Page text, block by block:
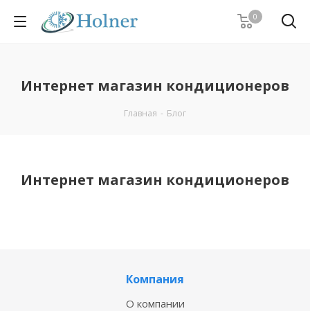
0
Интернет магазин кондиционеров
Главная - Блог
Интернет магазин кондиционеров
Компания
О компании